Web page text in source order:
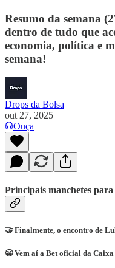
Resumo da semana
dentro de tudo que
economia, política e
semana!
Drops da Bolsa
out 27, 2025
Ouça
Principais manchetes
🤝 Finalmente, o encontro de
😬 Vem aí a Bet oficial da